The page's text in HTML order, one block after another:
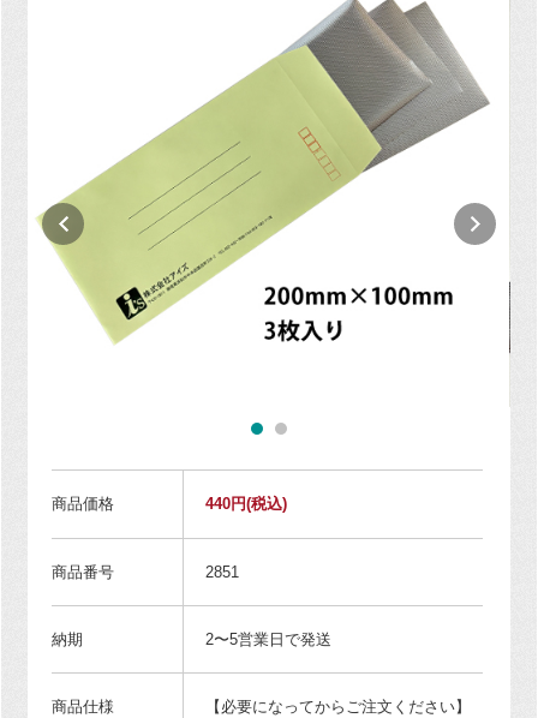
商品価格 440円(税込)
商品番号 2851
納期 2〜5営業日で発送
商品仕様 【必要になってからご注文ください】